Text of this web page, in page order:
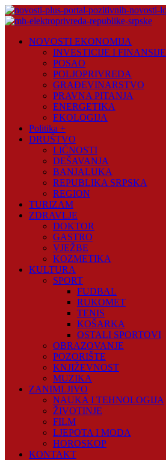
Skip
to
Plus
NOVOSTI EKONOMIJA
INVESTICIJE I FINANSIJE
POSAO
POLJOPRIVREDA
GRAĐEVINARSTVO
PRAVNA PITANJA
ENERGETIKA
EKOLOGIJA
Politika +
DRUŠTVO
LIČNOSTI
DEŠAVANJA
BANJALUKA
REPUBLIKA SRPSKA
REGION
TURIZAM
ZDRAVLJE
DOKTOR
GASTRO
VJEŽBE
KOZMETIKA
KULTURA
SPORT
FUDBAL
RUKOMET
TENIS
KOŠARKA
OSTALI SPORTOVI
OBRAZOVANJE
POZORIŠTE
KNJIŽEVNOST
MUZIKA
ZANIMLJIVO
NAUKA I TEHNOLOGIJA
ŽIVOTINJE
FILM
LJEPOTA I MODA
HOROSKOP
KONTAKT